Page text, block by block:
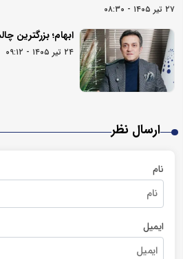
۲۷ تیر ۱۴۰۵ - ۰۸:۳۰
ابهام؛ بزرگترین
۲۴ تیر ۱۴۰۵ - ۰۹:۱۲
ارسال نظر
نام
ایمیل